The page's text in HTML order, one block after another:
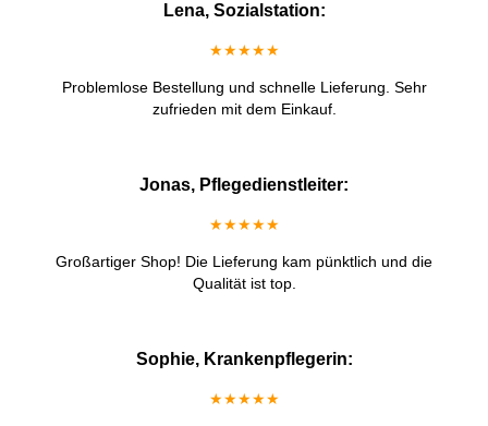
Lena, Sozialstation:
★★★★★
Problemlose Bestellung und schnelle Lieferung. Sehr
zufrieden mit dem Einkauf.
Jonas, Pflegedienstleiter:
★★★★★
Großartiger Shop! Die Lieferung kam pünktlich und die
Qualität ist top.
Sophie, Krankenpflegerin:
★★★★★